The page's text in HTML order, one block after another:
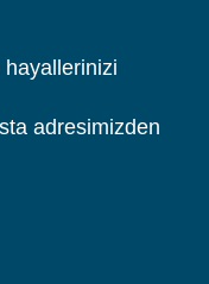
hayallerinizi
adresimizden